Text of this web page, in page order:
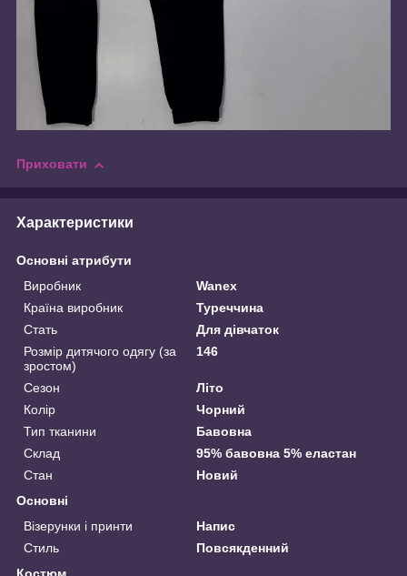
Приховати
Характеристики
Основні атрибути
Виробник
Wanex
Країна виробник
Туреччина
Стать
Для дівчаток
Розмір дитячого одягу (за
зростом)
146
Сезон
Літо
Колір
Чорний
Тип тканини
Бавовна
Склад
95% бавовна 5% еластан
Стан
Новий
Основні
Візерунки і принти
Напис
Стиль
Повсякденний